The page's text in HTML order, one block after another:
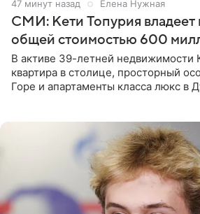
47 минут назад Елена Нужная
СМИ: Кети Топурия
общей стоимостью 600
В активе 39-летней недвижимости
квартира в столице, просторный
Горе и апартаменты класса люкс в